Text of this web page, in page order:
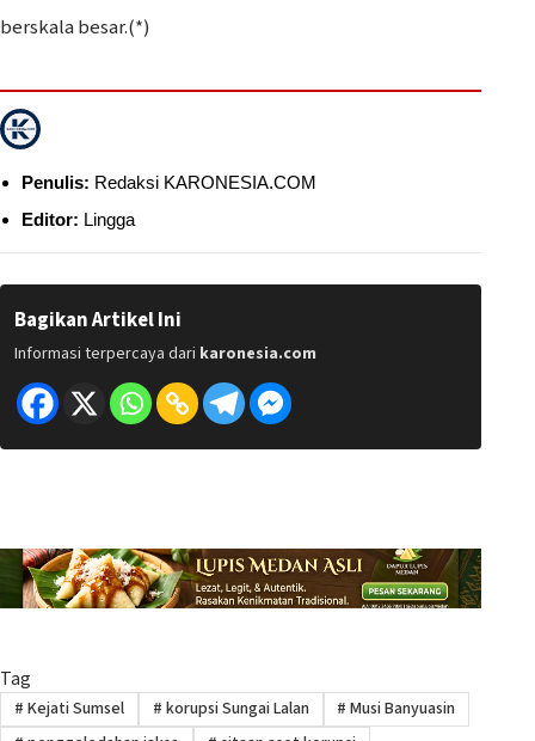
berskala besar.(*)
Penulis: Redaksi KARONESIA.COM
Editor: Lingga
Bagikan Artikel Ini
Informasi terpercaya dari karonesia.com
Tag
# Kejati Sumsel # korupsi Sungai Lalan # Musi Banyuasin